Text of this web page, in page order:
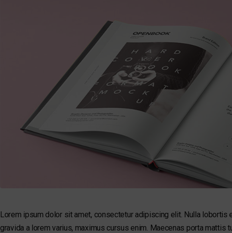
Lorem ipsum dolor sit amet, consectetur adipiscing elit. Nulla
gravida a lorem varius, maximus cursus enim. Maecenas porta mattis